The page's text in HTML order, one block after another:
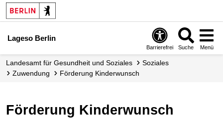
Lageso Berlin
Barrierefrei Suche Menü
Landesamt für Gesundheit und Soziales
Soziales
Zuwendung
Förderung Kinderwunsch
Förderung Kinderwunsch